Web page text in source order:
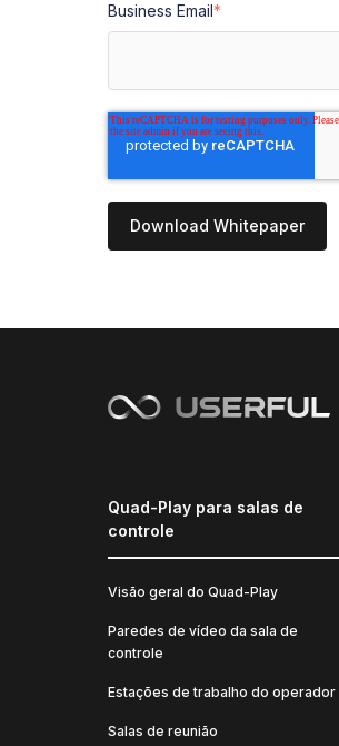
Business Email*
Quad-Play para salas de
controle
Visão geral do Quad-Play
Paredes de vídeo da sala de
controle
Estações de trabalho do operador
Salas de reunião